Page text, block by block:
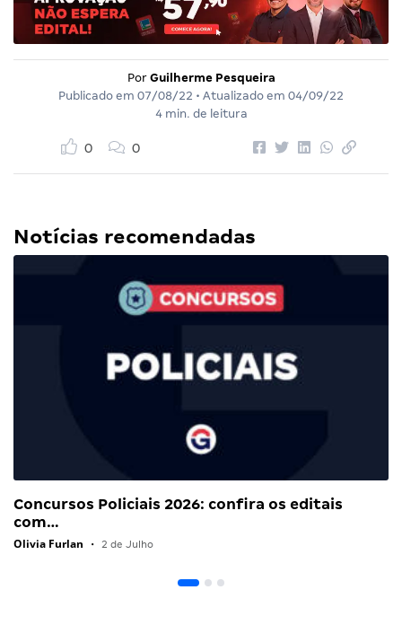
Por Guilherme Pesqueira
Publicado em 07/08/22 • Atualizado em 04/09/22
4 min. de leitura
0 0
Notícias recomendadas
Concursos Policiais 2026: confira os editais
com…
Olivia Furlan • 2 de Julho